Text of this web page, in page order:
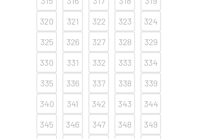
320
321 322 323
324
325
326 327 328
329
330
331 332 333
334
335
336 337 338
339
340
341 342 343
344
345
346 347 348
349